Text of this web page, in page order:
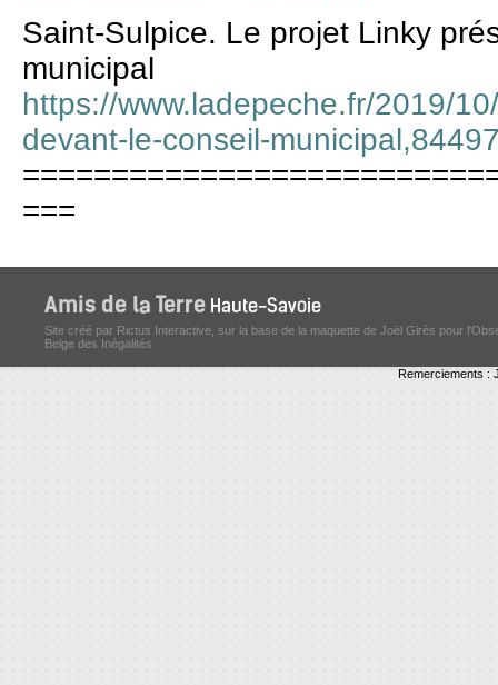
Saint-Sulpice. Le projet Linky
municipal
https://www.ladepeche.fr/2019/
devant-le-conseil-
===
Site créé par Rictus Interactive, sur la base de la maquette de Joël Girès pour
Belge des Inégalités
Remerciements :